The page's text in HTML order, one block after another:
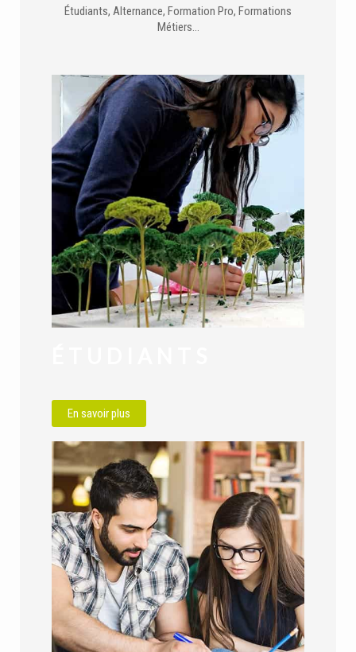
Étudiants, Alternance, Formation Pro, Formations
Métiers…
En savoir plus